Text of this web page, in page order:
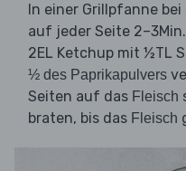
In einer Grillpfanne
auf jeder Seite
2EL Ketchup mit ½TL
½ des Paprikapulvers
Seiten auf das Fleisch
braten, bis das Fleisch